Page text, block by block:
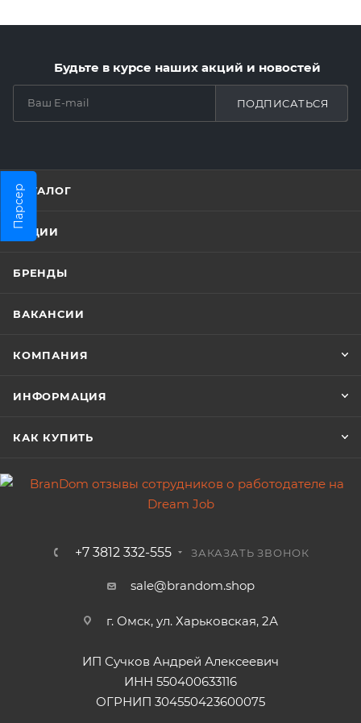
Парсер
Будьте в курсе наших акций и новостей
ПОДПИСАТЬСЯ
КАТАЛОГ
АКЦИИ
БРЕНДЫ
ВАКАНСИИ
КОМПАНИЯ
ИНФОРМАЦИЯ
КАК КУПИТЬ
+7 3812 332-555 ЗАКАЗАТЬ ЗВОНОК
sale@brandom.shop
г. Омск, ул. Харьковская, 2А
ИП Сучков Андрей Алексеевич
ИНН 550400633116
ОГРНИП 304550423600075